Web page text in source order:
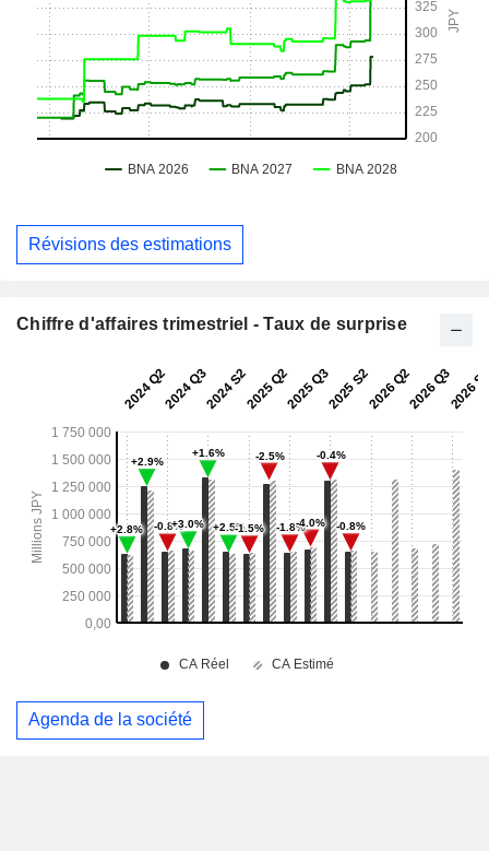
Révisions des estimations
Chiffre d'affaires trimestriel - Taux de surprise
Agenda de la société